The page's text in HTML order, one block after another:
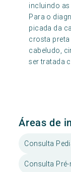
incluindo as
Para o
picada da
crosta
cabeludo,
ser tratada
Áreas de
Consulta
Consulta Pré-